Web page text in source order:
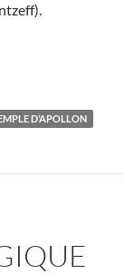
Delphes
D’APOLLON